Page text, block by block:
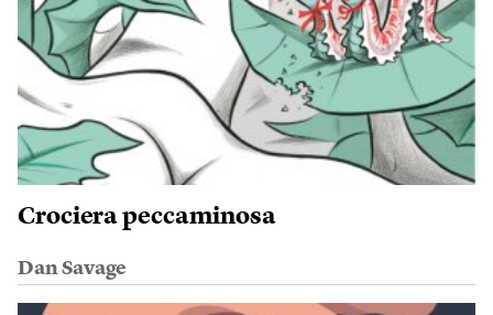
Crociera peccaminosa
Dan Savage